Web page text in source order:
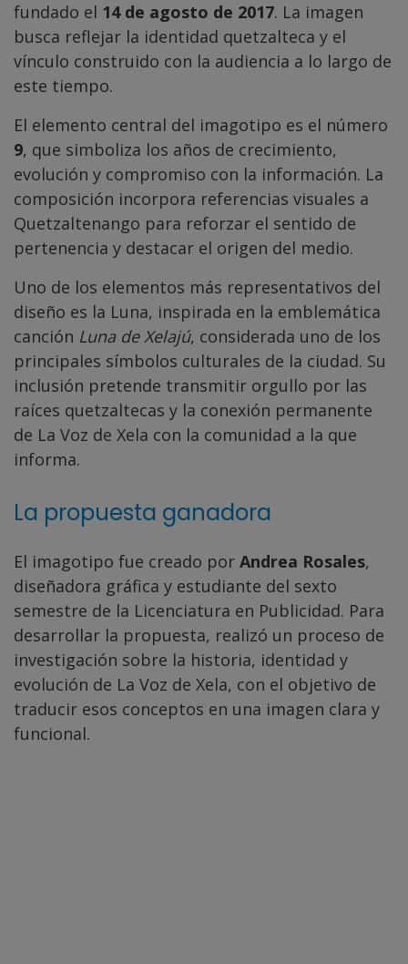
fundado el 14 de agosto de 2017. La imagen
busca reflejar la identidad quetzalteca y el
vínculo construido con la audiencia a lo largo de
este tiempo.
El elemento central del imagotipo es el número
9, que simboliza los años de crecimiento,
evolución y compromiso con la información. La
composición incorpora referencias visuales a
Quetzaltenango para reforzar el sentido de
pertenencia y destacar el origen del medio.
Uno de los elementos más representativos del
diseño es la Luna, inspirada en la emblemática
canción Luna de Xelajú, considerada uno de los
principales símbolos culturales de la ciudad. Su
inclusión pretende transmitir orgullo por las
raíces quetzaltecas y la conexión permanente
de La Voz de Xela con la comunidad a la que
informa.
La propuesta ganadora
El imagotipo fue creado por Andrea Rosales,
diseñadora gráfica y estudiante del sexto
semestre de la Licenciatura en Publicidad. Para
desarrollar la propuesta, realizó un proceso de
investigación sobre la historia, identidad y
evolución de La Voz de Xela, con el objetivo de
traducir esos conceptos en una imagen clara y
funcional.